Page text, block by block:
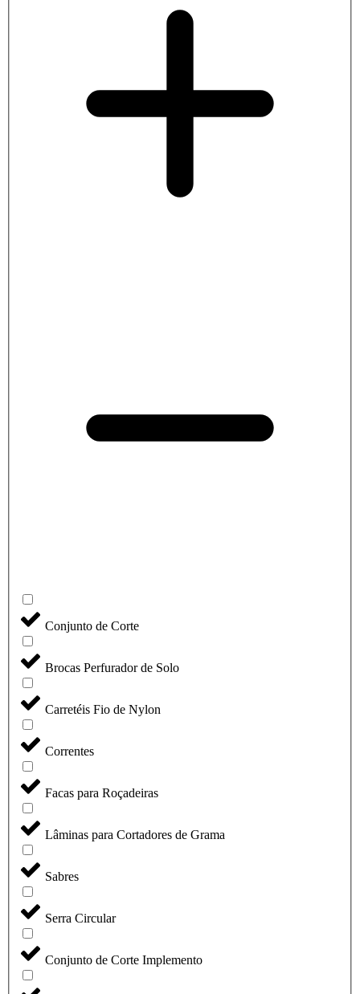
Conjunto de Corte
Brocas Perfurador de Solo
Carretéis Fio de Nylon
Correntes
Facas para Roçadeiras
Lâminas para Cortadores de Grama
Sabres
Serra Circular
Conjunto de Corte Implemento